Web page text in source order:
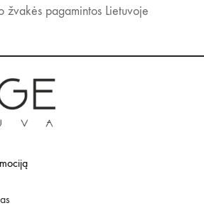
žvakės pagamintos Lietuvoje